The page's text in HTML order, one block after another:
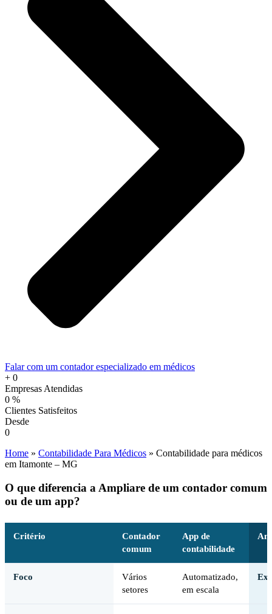
Falar com um contador especializado em médicos
+ 0
Empresas Atendidas
0 %
Clientes Satisfeitos
Desde
0
Home » Contabilidade Para Médicos » Contabilidade para médicos
em Itamonte – MG
O que diferencia a Ampliare de um contador comum
ou de um app?
Critério
Contador
comum
App de
contabilidade
Foco
Vários
setores
Automatizado,
em escala